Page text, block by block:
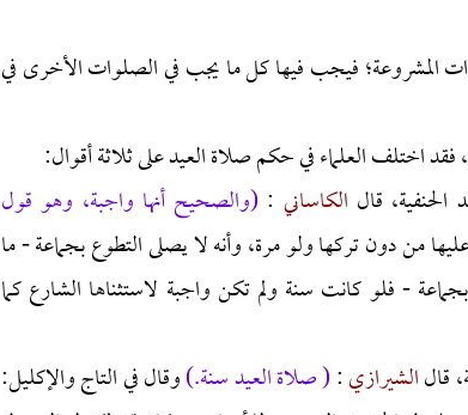
المشروعة؛ فيجب فيها كل ما يجب في الصلوات الأخرى في
فقد اختلف العلماء في حكم صلاة العيد على ثلاثة أقوال:
قال الكاساني : (والصحيح أنها واجبة، وهو قول
من دون تركها ولو مرة، وأنه لا يصلى التطوع بجماعة - ما
- فلو كانت سنة ولم تكن واجبة لاستثناها الشارع كما
قالالشيرازي:( صلاة العيد سنة.)وقال في التاج والإكليل: